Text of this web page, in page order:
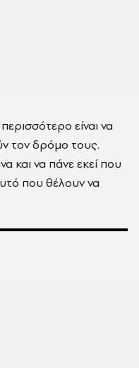
είναι να
τον δρόμο τους.
και να πάνε εκεί που
που θέλουν να